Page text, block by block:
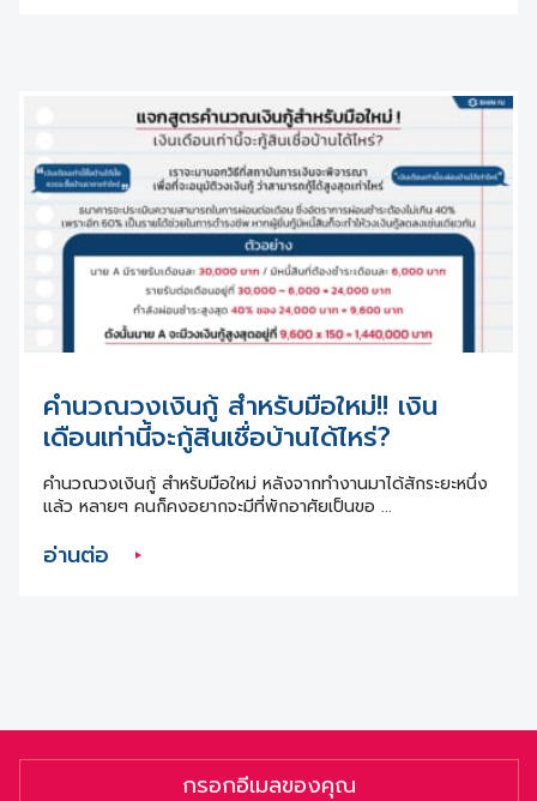
คำนวณวงเงินกู้ สำหรับมือใหม่!! เงิน
เดือนเท่านี้จะกู้สินเชื่อบ้านได้ไหร่?
คำนวณวงเงินกู้ สำหรับมือใหม่ หลังจากทำงานมาได้สักระยะหนึ่ง
แล้ว หลายๆ คนก็คงอยากจะมีที่พักอาศัยเป็นขอ ...
อ่านต่อ